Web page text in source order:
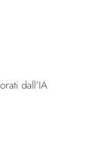
dall'IA